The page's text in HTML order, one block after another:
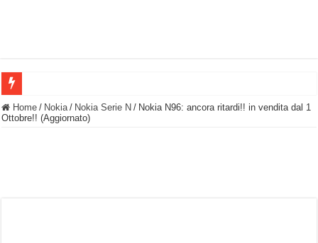
BASTA FATICARE! Questo robot tagliaerba lo appoggi e fa tutto lui! (Senza
Home / Nokia / Nokia Serie N / Nokia N96: ancora ritardi!! in vendita dal 1
Ottobre!! (Aggiornato)